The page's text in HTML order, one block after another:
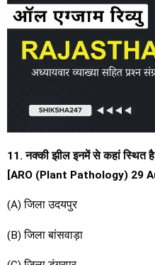
11. नक्की झील इनमें से कहां स्थित
[ARO (Plant Pathology) 29
(A) जिला उदयपुर
(B) जिला बांसवाड़ा